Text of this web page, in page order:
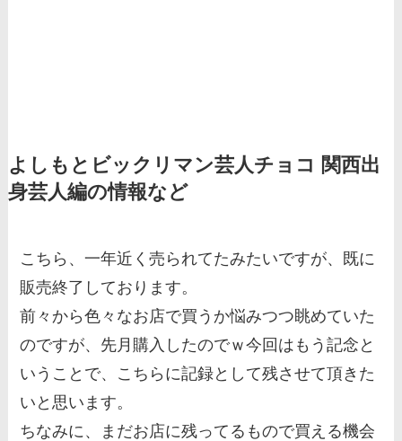
よしもとビックリマン芸人チョコ 関西出
身芸人編の情報など
こちら、一年近く売られてたみたいですが、既に
販売終了しております。
前々から色々なお店で買うか悩みつつ眺めていた
のですが、先月購入したのでｗ今回はもう記念と
いうことで、こちらに記録として残させて頂きた
いと思います。
ちなみに、まだお店に残ってるもので買える機会